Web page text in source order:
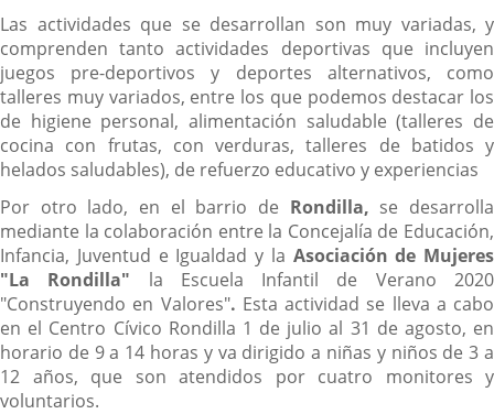
Las actividades que se desarrollan son muy variadas, y
comprenden tanto actividades deportivas que incluyen
juegos pre-deportivos y deportes alternativos, como
talleres muy variados, entre los que podemos destacar los
de higiene personal, alimentación saludable (talleres de
cocina con frutas, con verduras, talleres de batidos y
helados saludables), de refuerzo educativo y experiencias
Por otro lado, en el barrio de Rondilla, se desarrolla
mediante la colaboración entre la Concejalía de Educación,
Infancia, Juventud e Igualdad y la Asociación de Mujeres
"La Rondilla" la Escuela Infantil de Verano 2020
"Construyendo en Valores". Esta actividad se lleva a cabo
en el Centro Cívico Rondilla 1 de julio al 31 de agosto, en
horario de 9 a 14 horas y va dirigido a niñas y niños de 3 a
12 años, que son atendidos por cuatro monitores y
voluntarios.